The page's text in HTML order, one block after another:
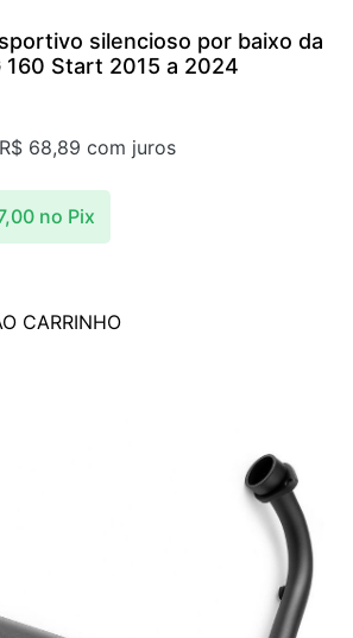
silencioso por baixo da
160 Start 2015 a 2024
R$ 68,89 com juros
no Pix
CARRINHO